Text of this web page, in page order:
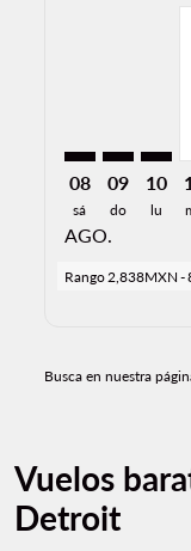
08
sá
AGO.
09
do
10
lu
Rango2,838MXN -
Busca en nuestra
Vuelos
Detroit